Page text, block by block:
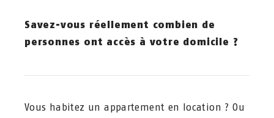
Savez-vous réellement combien de
personnes ont accès à votre domicile ?
Vous habitez un appartement en location ? Ou